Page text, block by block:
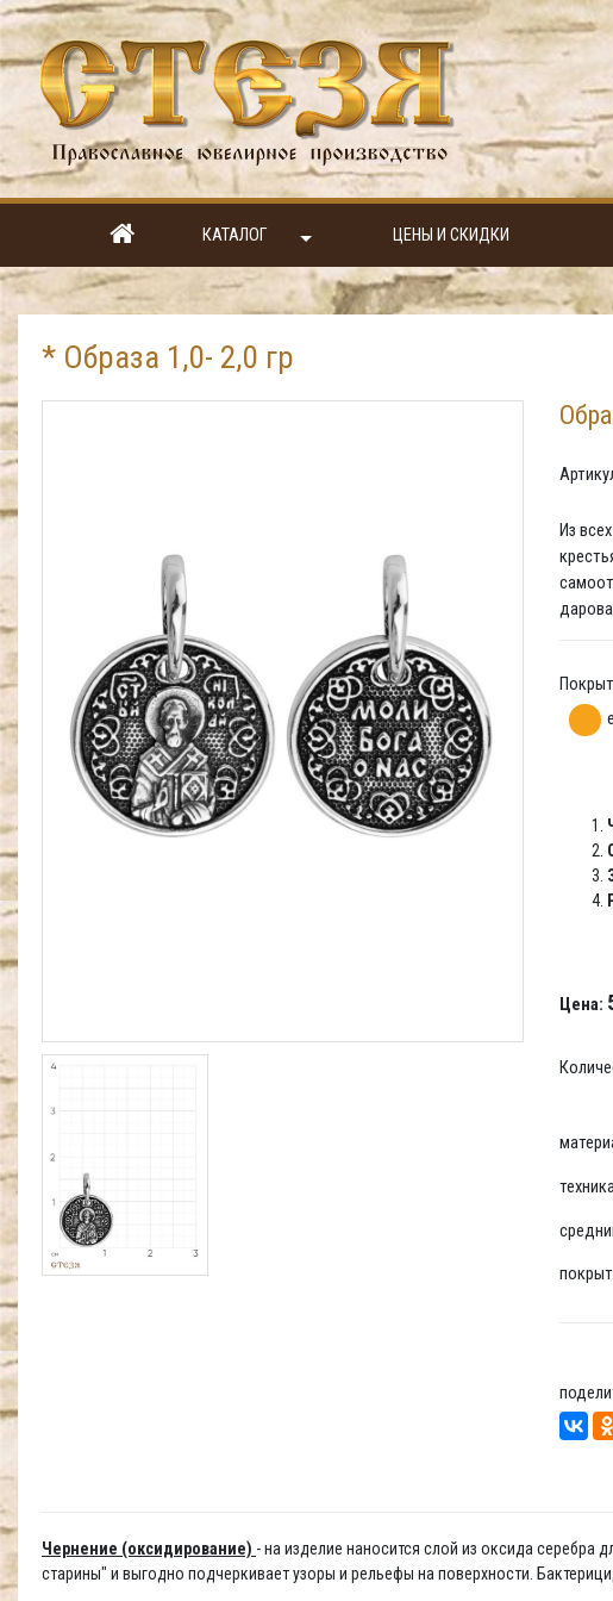
КАТАЛОГ ЦЕНЫ И СКИДКИ
* Образа 1,0- 2,0 гр
Из
Цена:
Чернение (оксидирование) - на изделие наносится слой из оксида серебра
старины" и выгодно подчеркивает узоры и рельефы на поверхности.